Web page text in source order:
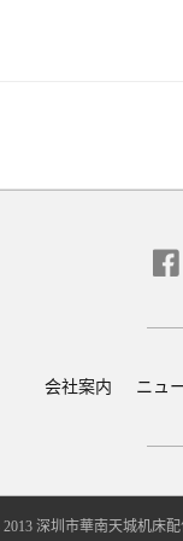
会社案内 ニュ
2013 深圳市華南天城机床